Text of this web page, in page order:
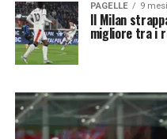
PAGELLE 9
Il Milan
migliore tra i